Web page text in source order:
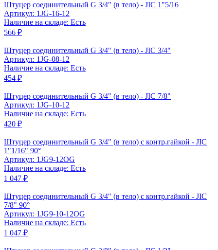
Штуцер соединительный G 3/4" (в тело) - JIC 1"5/16
Артикул: 1JG-16-12
Наличие на складе: Есть
566 ₽
Штуцер соединительный G 3/4" (в тело) - JIC 3/4"
Артикул: 1JG-08-12
Наличие на складе: Есть
454 ₽
Штуцер соединительный G 3/4" (в тело) - JIC 7/8"
Артикул: 1JG-10-12
Наличие на складе: Есть
420 ₽
Штуцер соединительный G 3/4" (в тело) с контр.гайкой - JIC
1"1/16" 90°
Артикул: 1JG9-12OG
Наличие на складе: Есть
1 047 ₽
Штуцер соединительный G 3/4" (в тело) с контр.гайкой - JIC
7/8" 90°
Артикул: 1JG9-10-12OG
Наличие на складе: Есть
1 047 ₽